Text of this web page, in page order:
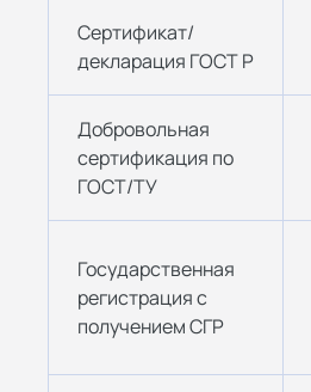
Сертификат/
декларация ГОСТ Р
Добровольная
сертификация по
ГОСТ/ТУ
Государственная
регистрация с
получением СГР